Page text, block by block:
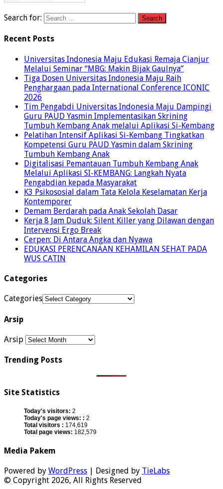
Search for:
Recent Posts
Universitas Indonesia Maju Edukasi Remaja Cianjur
Melalui Seminar “MBG: Makin Bijak Gaulnya”
Tiga Dosen Universitas Indonesia Maju Raih
Penghargaan pada International Conference ICONIC
2026
Tim Pengabdi Universitas Indonesia Maju Dampingi
Guru PAUD Yasmin Implementasikan Skrining
Tumbuh Kembang Anak melalui Aplikasi Si-Kembang
Pelatihan Intensif Aplikasi Si-Kembang Tingkatkan
Kompetensi Guru PAUD Yasmin dalam Skrining
Tumbuh Kembang Anak
Digitalisasi Pemantauan Tumbuh Kembang Anak
Melalui Aplikasi SI-KEMBANG: Langkah Nyata
Pengabdian kepada Masyarakat
K3 Psikososial dalam Tata Kelola Keselamatan Kerja
Kontemporer
Demam Berdarah pada Anak Sekolah Dasar
Kerja 8 Jam Duduk: Silent Killer yang Dilawan dengan
Intervensi Ergo Break
Cerpen: Di Antara Angka dan Nyawa
EDUKASI PERENCANAAN KEHAMILAN SEHAT PADA
WUS CATIN
Categories
Categories
Arsip
Arsip
Trending Posts
Site Statistics
Today's visitors: 2
Today's page views: : 2
Total visitors : 174,619
Total page views: 182,579
Media Pakem
Powered by WordPress | Designed by TieLabs
© Copyright 2026, All Rights Reserved